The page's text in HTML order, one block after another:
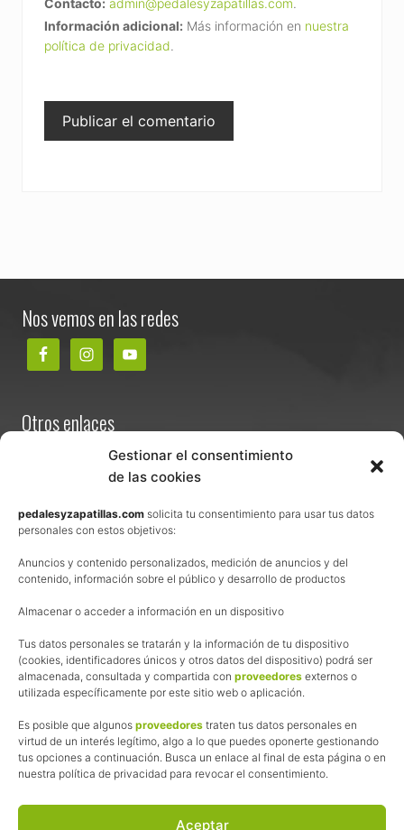
Gestionar el consentimiento
de las cookies
pedalesyzapatillas.com solicita tu consentimiento para usar tus datos
personales con estos objetivos:
Anuncios y contenido personalizados, medición de anuncios y del
contenido, información sobre el público y desarrollo de productos
Almacenar o acceder a información en un dispositivo
Tus datos personales se tratarán y la información de tu dispositivo
(cookies, identificadores únicos y otros datos del dispositivo) podrá ser
almacenada, consultada y compartida con proveedores externos o
utilizada específicamente por este sitio web o aplicación.
Es posible que algunos proveedores traten tus datos personales en
virtud de un interés legítimo, algo a lo que puedes oponerte gestionando
tus opciones a continuación. Busca un enlace al final de esta página o en
nuestra política de privacidad para revocar el consentimiento.
Aceptar
Información adicional: Más información en nuestra
política de privacidad.
Nos vemos en las redes
Otros enlaces
Términos y condiciones de venta
Política de privacidad
Política de cookies
Afiliación
La web de Pedalesyzapatillas utiliza programas de afiliación.
¿Qué significa esto?
Cuando recomiendo algún producto, pongo enlaces a tiendas
online que utilizo y, por cada compra que realizas, me llevo
una comisión sin que a ti te cueste más dinero.
Esas comisiones me permiten seguir manteniendo esta web,
las inscripciones a muchas de las marchas para después